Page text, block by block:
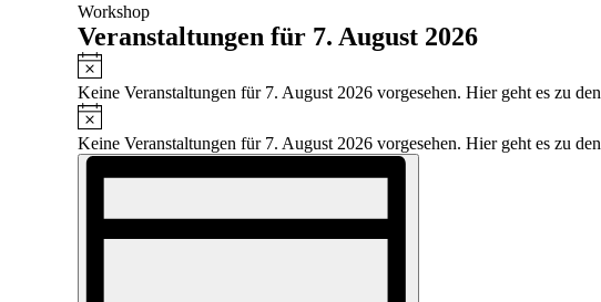
Workshop
Veranstaltungen für 7. August 2026
Hinweis
Keine Veranstaltungen für 7. August 2026 vorgesehen. Hier geht es zu den
Hinweis
Keine Veranstaltungen für 7. August 2026 vorgesehen. Hier geht es zu den
Ansichten-
Veranstaltung
Navigation